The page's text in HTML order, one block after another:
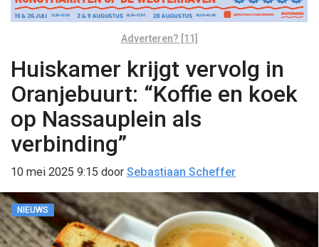
Adverteren? [11]
Huiskamer krijgt vervolg in
Oranjebuurt: “Koffie en koek
op Nassauplein als
verbinding”
10 mei 2025 9:15 door Sebastiaan Scheffer
NIEUWS